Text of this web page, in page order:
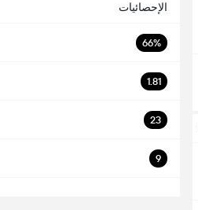
الإحصائيات
66%
1.81
23
9